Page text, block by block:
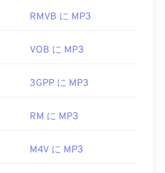
RMVB に MP3
VOB に MP3
3GPP に MP3
RM に MP3
M4V に MP3